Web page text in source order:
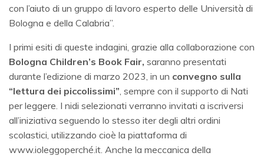
con l’aiuto di un gruppo di lavoro esperto delle Università di
Bologna e della Calabria”.
I primi esiti di queste indagini, grazie alla collaborazione con
Bologna Children’s Book Fair, saranno presentati
durante l’edizione di marzo 2023, in un convegno sulla
“lettura dei piccolissimi” , sempre con il supporto di Nati
per leggere. I nidi selezionati verranno invitati a iscriversi
all’iniziativa seguendo lo stesso iter degli altri ordini
scolastici, utilizzando cioè la piattaforma di
www.ioleggoperché.it. Anche la meccanica della